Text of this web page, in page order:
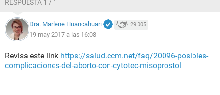
RESPUESTA 1 / 1
Dra. Marlene Huancahuari 29.005
19 may 2017 a las 16:08
Revisa este link https://salud.ccm.net/faq/20096-posibles-
complicaciones-del-aborto-con-cytotec-misoprostol